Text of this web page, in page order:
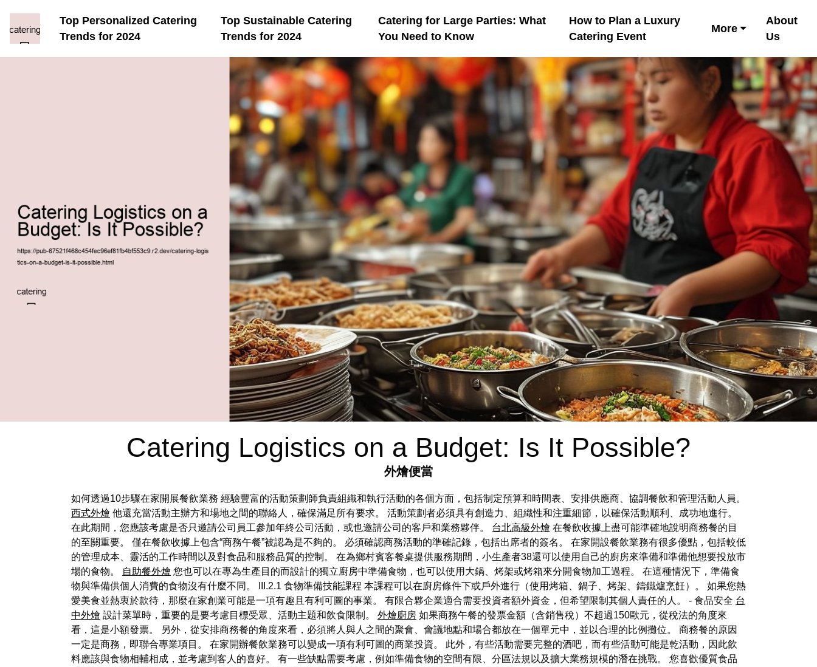
Top Personalized Catering
Trends for 2024
Top Sustainable Catering
Trends for 2024
Catering for Large Parties: What
You Need to Know
How to Plan a Luxury
Catering Event
More
About
Us
Catering Logistics on a Budget: Is It Possible?
外燴便當
如何透過10步驟在家開展餐飲業務 經驗豐富的活動策劃師負責組織和執行活動的各個方面，包括制定預算和時間表、安排供應商、協調餐飲和管理活動人員。
西式外燴 他還充當活動主辦方和場地之間的聯絡人，確保滿足所有要求。 活動策劃者必須具有創造力、組織性和注重細節，以確保活動順利、成功地進行。
在此期間，您應該考慮是否只邀請公司員工參加年終公司活動，或也邀請公司的客戶和業務夥伴。 台北高級外燴 在餐飲收據上盡可能準確地說明商務餐的目
的至關重要。 僅在餐飲收據上包含“商務午餐”被認為是不夠的。 必須確認商務活動的準確記錄，包括出席者的簽名。 在家開設餐飲業務有很多優點，包括較低
的管理成本、靈活的工作時間以及對食品和服務品質的控制。 在為鄉村賓客餐桌提供服務期間，小生產者38還可以使用自己的廚房來準備和準備他想要投放市
場的食物。
自助餐外燴 您也可以在專為生產目的而設計的獨立廚房中準備食物，也可以使用大鍋、烤架或烤箱來分開食物加工過程。 在這種情況下，準備食
物與準備供個人消費的食物沒有什麼不同。 III.2.1 食物準備技能課程 本課程可以在廚房條件下或戶外進行（使用烤箱、鍋子、烤架、鑄鐵爐烹飪）。 如果您熱
愛美食並熱衷於款待，那麼在家創業可能是一項有趣且有利可圖的事業。 有限合夥企業適合需要投資者額外資金，但希望限制其個人責任的人。 - 食品安全 台
中外燴 設計菜單時，重要的是要考慮目標受眾、活動主題和飲食限制。 外燴廚房 如果商務午餐的發票金額（含銷售稅）不超過150歐元，從稅法的角度來
看，這是小額發票。 另外，從安排商務餐的角度來看，必須將人與人之間的聚會、會議地點和場合都放在一個單元中，並以合理的比例攤位。 商務餐的原因
一定是商務，即聯合專業項目。 在家開辦餐飲業務可以變成一項有利可圖的商業投資。 此外，有些活動需要完整的酒吧，而有些活動可能是乾活動，因此飲
料應該與食物相輔相成，並考慮到客人的喜好。 有一些缺點需要考慮，例如準備食物的空間有限、分區法規以及擴大業務規模的潛在挑戰。 您喜歡優質食品